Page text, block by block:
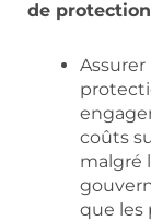
de
Assurer
coûts
malgré
que les